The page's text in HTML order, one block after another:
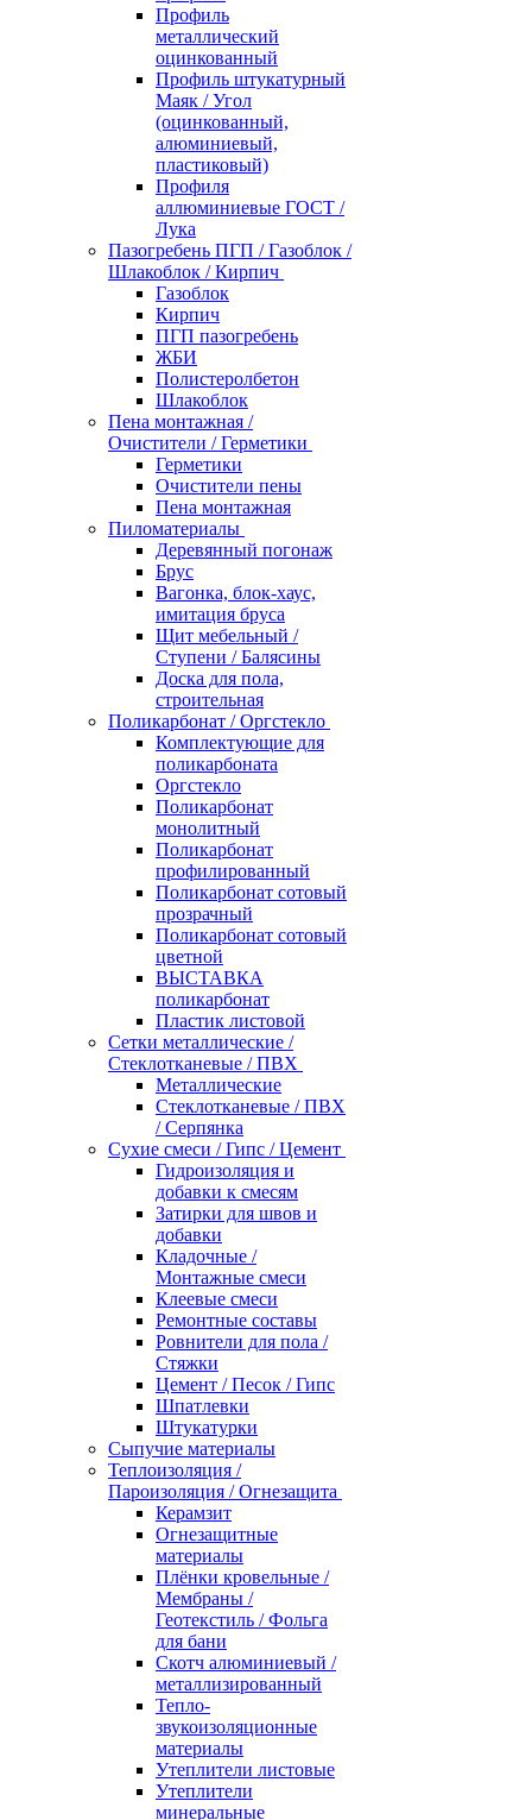
Профиль
металлический
оцинкованный
Профиль штукатурный
Маяк / Угол
(оцинкованный,
алюминиевый,
пластиковый)
Профиля
аллюминиевые ГОСТ /
Лука
Пазогребень ПГП / Газоблок /
Шлакоблок / Кирпич
Газоблок
Кирпич
ПГП пазогребень
ЖБИ
Полистеролбетон
Шлакоблок
Пена монтажная /
Очистители / Герметики
Герметики
Очистители пены
Пена монтажная
Пиломатериалы
Деревянный погонаж
Брус
Вагонка, блок-хаус,
имитация бруса
Щит мебельный /
Ступени / Балясины
Доска для пола,
строительная
Поликарбонат / Оргстекло
Комплектующие для
поликарбоната
Оргстекло
Поликарбонат
монолитный
Поликарбонат
профилированный
Поликарбонат сотовый
прозрачный
Поликарбонат сотовый
цветной
ВЫСТАВКА
поликарбонат
Пластик листовой
Сетки металлические /
Стеклотканевые / ПВХ
Металлические
Стеклотканевые / ПВХ
/ Серпянка
Сухие смеси / Гипс / Цемент
Гидроизоляция и
добавки к смесям
Затирки для швов и
добавки
Кладочные /
Монтажные смеси
Клеевые смеси
Ремонтные составы
Ровнители для пола /
Стяжки
Цемент / Песок / Гипс
Шпатлевки
Штукатурки
Сыпучие материалы
Теплоизоляция /
Пароизоляция / Огнезащита
Керамзит
Огнезащитные
материалы
Плёнки кровельные /
Мембраны /
Геотекстиль / Фольга
для бани
Скотч алюминиевый /
металлизированный
Тепло-
звукоизоляционные
материалы
Утеплители листовые
Утеплители
минеральные